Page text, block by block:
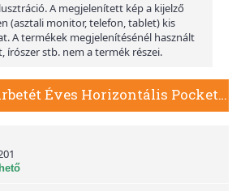
A megjelenített kép a kijelző
(asztali monitor, telefon, tablet) kis
A termékek megjelenítésénél használt
írószer stb. nem a termék részei.
Filofax Naptárbetét Éves Horizontális Pocket Fehér 2027